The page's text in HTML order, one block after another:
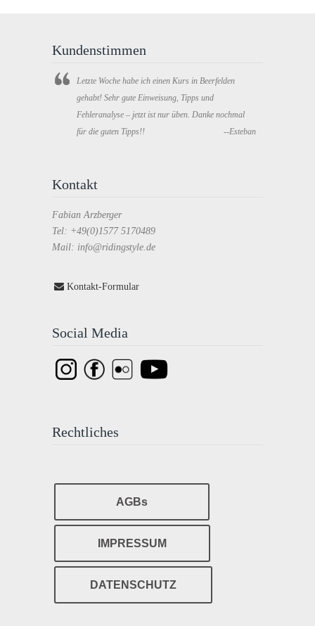
Kundenstimmen
Letzte Woche habe ich einen Kurs in Beerfelden
gehabt! Sehr gute Einweisung, Tipps und
Fehleranalyse – jetzt ist nur üben. Danke nochmal
für die guten Tipps!!
--Esteban
Kontakt
Fabian Arzberger
Tel: +49(0)1577 5170489
Mail: info@ridingstyle.de
Kontakt-Formular
Social Media
Rechtliches
AGBs
IMPRESSUM
DATENSCHUTZ